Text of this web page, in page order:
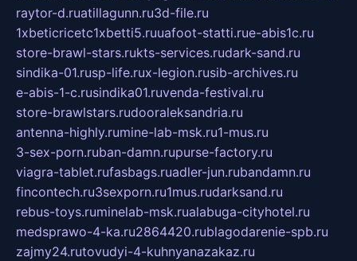
raytor-d.ruatillagunn.ru3d-file.ru
1xbeticricetc1xbetti5.ruuafoot-statti.rue-abis1c.ru
store-brawl-stars.rukts-services.rudark-sand.ru
sindika-01.rusp-life.rux-legion.rusib-archives.ru
e-abis-1-c.rusindika01.ruvenda-festival.ru
store-brawlstars.rudooraleksandria.ru
antenna-highly.rumine-lab-msk.ru1-mus.ru
3-sex-porn.ruban-damn.rupurse-factory.ru
viagra-tablet.rufasbags.ruadler-jun.rubandamn.ru
fincontech.ru3sexporn.ru1mus.rudarksand.ru
rebus-toys.ruminelab-msk.rualabuga-cityhotel.ru
medsprawo-4-ka.ru2864420.rublagodarenie-spb.ru
zajmy24.rutovudyi-4-kuhnyanazakaz.ru